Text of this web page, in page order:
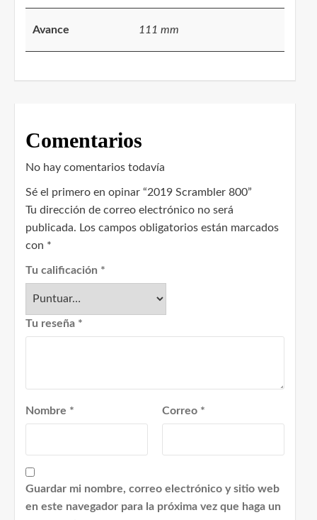
Avance 111 mm
Comentarios
No hay comentarios todavía
Sé el primero en opinar “2019 Scrambler 800”
Tu dirección de correo electrónico no será
publicada. Los campos obligatorios están marcados
con *
Tu calificación *
Tu reseña *
Nombre * Correo *
Guardar mi nombre, correo electrónico y sitio web
en este navegador para la próxima vez que haga un